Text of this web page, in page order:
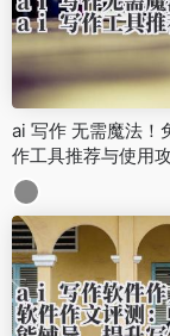
ai 写作 无需魔法！
作工具推荐与使用